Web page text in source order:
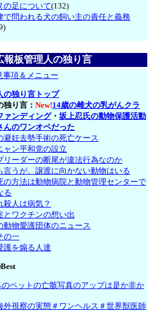
の足について(132)
で問われる犬の飼い主の責任と義務
板管理人の独り言
事項＆メニュー
の独り言トップ
独り言： New!14歳の雌犬の乳がんクラ
ァンディング・坂上忍氏の動物保護活動
んのワンオペだった
避妊去勢手術の死亡ケース
ャン平和党の設立
リーダーの断尾が違法行為なのか
言うが、譲渡に向かない動物はいる
の方法は動物病院と動物管理センターで
る
殺人は病気？
とワクチンの想い出
動物愛護団体のニュース
の一
護を煽る人達
のペットの亡骸写真のアップは是か非か
外視察の実態＃ワンヘルス＃世界獣医師